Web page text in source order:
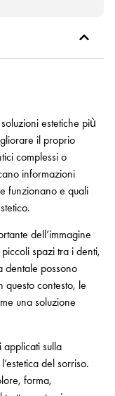
estetiche più
il proprio
complessi o
informazioni
funzionano e quali
dell’immagine
spazi tra i denti,
dentale possono
questo contesto, le
una soluzione
applicati sulla
del sorriso.
forma,